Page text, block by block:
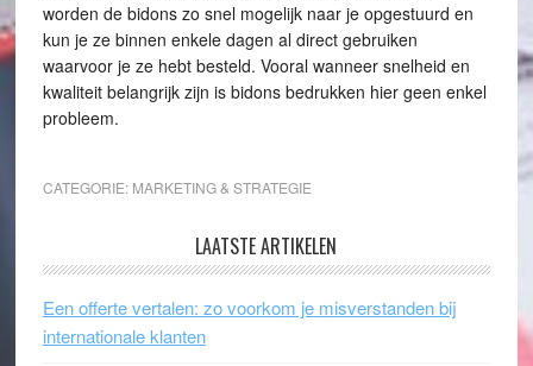
worden de bidons zo snel mogelijk naar je opgestuurd en
kun je ze binnen enkele dagen al direct gebruiken
waarvoor je ze hebt besteld. Vooral wanneer snelheid en
kwaliteit belangrijk zijn is bidons bedrukken hier geen enkel
probleem.
CATEGORIE: MARKETING & STRATEGIE
LAATSTE ARTIKELEN
Een offerte vertalen: zo voorkom je misverstanden bij
internationale klanten